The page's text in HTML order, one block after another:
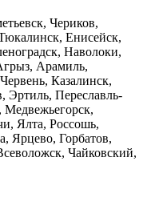
Чериков,
Енисейск,
Наволоки,
Арамиль,
Казалинск,
Переславль-
Медвежьегорск,
Ялта, Россошь,
Ярцево, Горбатов,
Чайковский,